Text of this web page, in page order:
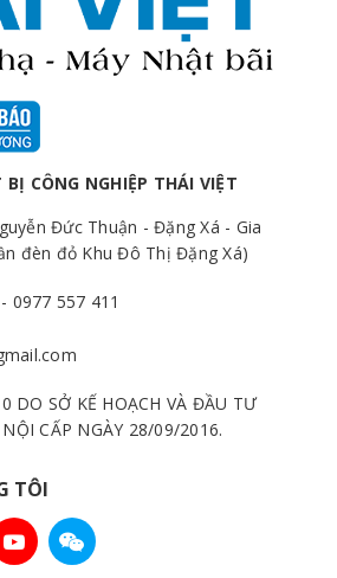
CÔNG NGHIỆP THÁI VIỆT
Đức Thuận - Đặng Xá - Gia
đèn đỏ Khu Đô Thị Đặng Xá)
0977 557 411
DO SỞ KẾ HOẠCH VÀ ĐẦU TƯ
CẤP NGÀY 28/09/2016.
TÔI